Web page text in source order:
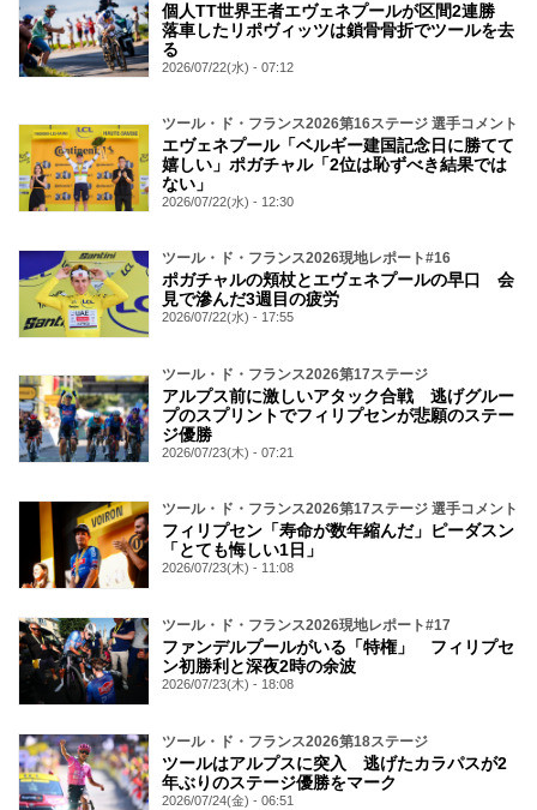
個人TT世界王者エヴェネプールが区間2連勝
落車したリポヴィッツは鎖骨骨折でツールを去
る
2026/07/22(水) - 07:12
ツール・ド・フランス2026第16ステージ 選手コメント
エヴェネプール「ベルギー建国記念日に勝てて
嬉しい」ポガチャル「2位は恥ずべき結果では
ない」
2026/07/22(水) - 12:30
ツール・ド・フランス2026現地レポート#16
ポガチャルの頬杖とエヴェネプールの早口 会
見で滲んだ3週目の疲労
2026/07/22(水) - 17:55
ツール・ド・フランス2026第17ステージ
アルプス前に激しいアタック合戦 逃げグルー
プのスプリントでフィリプセンが悲願のステー
ジ優勝
2026/07/23(木) - 07:21
ツール・ド・フランス2026第17ステージ 選手コメント
フィリプセン「寿命が数年縮んだ」ピーダスン
「とても悔しい1日」
2026/07/23(木) - 11:08
ツール・ド・フランス2026現地レポート#17
ファンデルプールがいる「特権」 フィリプセ
ン初勝利と深夜2時の余波
2026/07/23(木) - 18:08
ツール・ド・フランス2026第18ステージ
ツールはアルプスに突入 逃げたカラパスが2
年ぶりのステージ優勝をマーク
2026/07/24(金) - 06:51